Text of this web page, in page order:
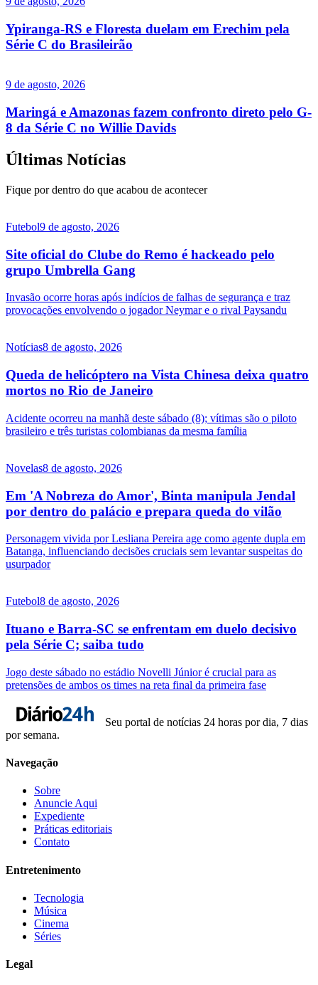
Ypiranga-RS e Floresta duelam em Erechim pela
Série C do Brasileirão
9 de agosto, 2026
Maringá e Amazonas fazem confronto direto pelo G-
8 da Série C no Willie Davids
Últimas Notícias
Fique por dentro do que acabou de acontecer
Futebol9 de agosto, 2026
Site oficial do Clube do Remo é hackeado pelo
grupo Umbrella Gang
Invasão ocorre horas após indícios de falhas de segurança e traz
provocações envolvendo o jogador Neymar e o rival Paysandu
Notícias8 de agosto, 2026
Queda de helicóptero na Vista Chinesa deixa quatro
mortos no Rio de Janeiro
Acidente ocorreu na manhã deste sábado (8); vítimas são o piloto
brasileiro e três turistas colombianas da mesma família
Novelas8 de agosto, 2026
Em 'A Nobreza do Amor', Binta manipula Jendal
por dentro do palácio e prepara queda do vilão
Personagem vivida por Lesliana Pereira age como agente dupla em
Batanga, influenciando decisões cruciais sem levantar suspeitas do
usurpador
Futebol8 de agosto, 2026
Ituano e Barra-SC se enfrentam em duelo decisivo
pela Série C; saiba tudo
Jogo deste sábado no estádio Novelli Júnior é crucial para as
pretensões de ambos os times na reta final da primeira fase
Seu portal de notícias 24 horas por dia, 7 dias
por semana.
Navegação
Sobre
Anuncie Aqui
Expediente
Práticas editoriais
Contato
Entretenimento
Tecnologia
Música
Cinema
Séries
Legal